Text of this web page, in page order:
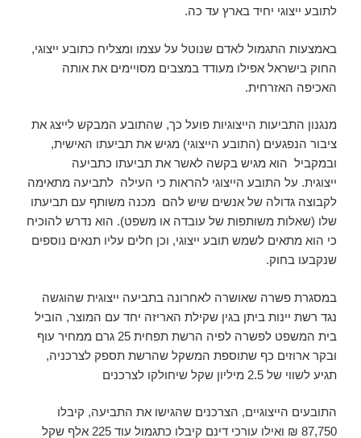
לתובע ייצוגי יחיד בארץ עד כה.
באמצעות התגמול לאדם שנוטל על עצמו ומצליח כתובע ייצוגי,
החוק בישראל אפילו מעודד במצבים מסויימים את אותה
האכיפה האזרחית.
מנגנון התביעות הייצוגיות פועל כך, שהתובע המבקש לייצג את
ציבור הנפגעים (התובע הייצוגי) מגיש את תביעתו האישית,
ובמקביל הוא מגיש בקשה לאשר את תביעתו כתביעה
ייצוגית. על התובע הייצוגי להראות כי העילה לתביעה מתאימה
לקבוצה גדולה של אנשים שיש להם מכנה משותף עם תביעתו
שלו (שאלות משותפות של עובדה או משפט). הוא נדרש להוכיח
כי הוא מתאים לשמש תובע ייצוגי, וכן חלים עליו תנאים נוספים
שנקבעו בחוק.
במסגרת פשרה שאושרה לאחרונה בתביעה ייצוגית שהוגשה
נגד רשת יינות ביתן בגין שקילת האריזה יחד עם המוצר, הוביל
בית המשפט לפשרה לפיה הרשת תפחית 25 גרם ממחיר עוף
ובקר ארוזים כף שתוספת המשקל שהרשת תספק לצרכניה,
תגיע לשווי של 2.5 מיליון שקל שיחולקו לצרכנים
התובעים הייצוגיים, הצרכנים שהגישו את התביעה, קיבלו
87,750 ₪ ואילו עורכי דינם קיבלו כתגמול עוד 225 אלף שקל